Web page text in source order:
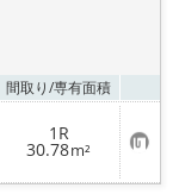
間取り/専有面積
1R
30.78m² お
気
に